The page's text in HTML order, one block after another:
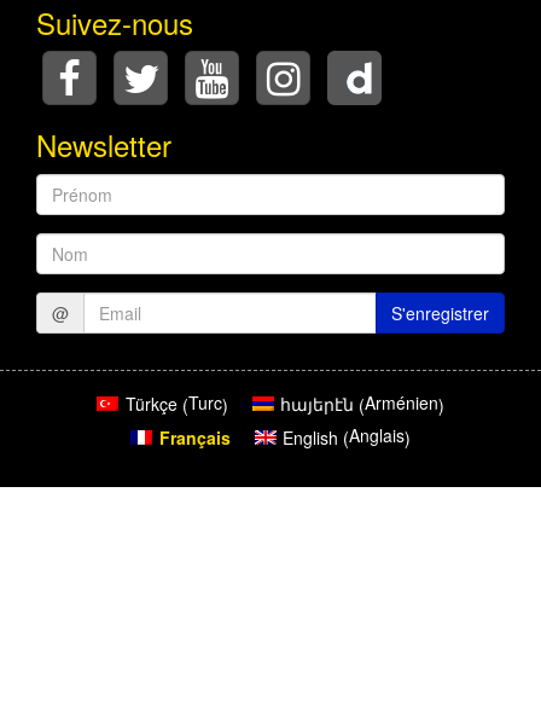
Suivez-nous
Newsletter
Prénom
Nom
@ S'enregistrer
Türkçe(Turc) հայերէն (Arménien)
Français
English (Anglais)